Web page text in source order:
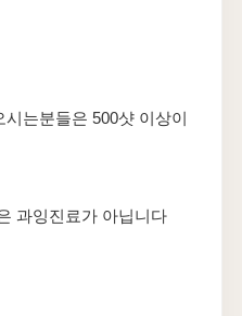
는분들은 500샷 이상이
과잉진료가 아닙니다